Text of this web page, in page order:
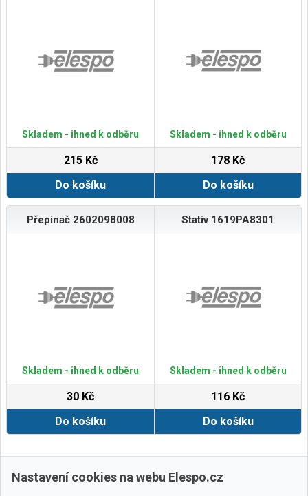
Skladem - ihned k odběru
215 Kč
Do košíku
Skladem - ihned k odběru
178 Kč
Do košíku
Přepínač 2602098008
Skladem - ihned k odběru
30 Kč
Do košíku
Stativ 1619PA8301
Skladem - ihned k odběru
116 Kč
Do košíku
Zobrazit další
Nastavení cookies na webu Elespo.cz